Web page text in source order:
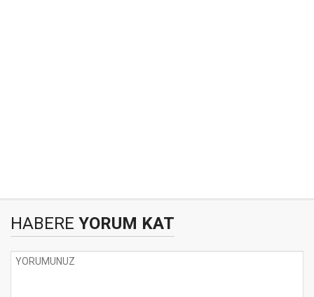
HABERE YORUM KAT